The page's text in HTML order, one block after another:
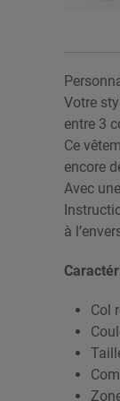
Votre
entre 3
Ce
encore
Avec
à
Col